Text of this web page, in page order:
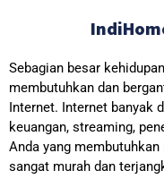
Sebagian besar
membutuhkan dan
Internet. Internet banyak
keuangan, streaming,
Anda yang
sangat murah dan